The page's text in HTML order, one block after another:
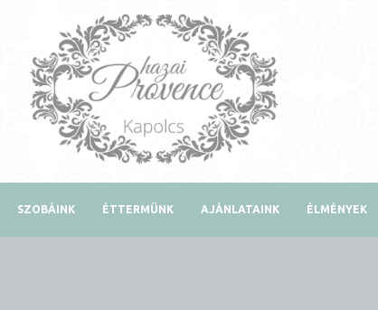
SZOBÁINK ÉTTERMÜNK AJÁNLATAINK ÉLMÉNYEK